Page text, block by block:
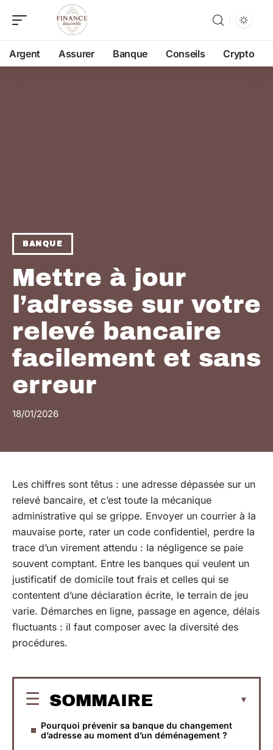
Argent Assurer Banque Conseils Crypto
BANQUE
Mettre à jour
l’adresse sur votre
relevé bancaire
facilement et sans
erreur
18/01/2026
Les chiffres sont têtus : une adresse dépassée sur un
relevé bancaire, et c’est toute la mécanique
administrative qui se grippe. Envoyer un courrier à la
mauvaise porte, rater un code confidentiel, perdre la
trace d’un virement attendu : la négligence se paie
souvent comptant. Entre les banques qui veulent un
justificatif de domicile tout frais et celles qui se
contentent d’une déclaration écrite, le terrain de jeu
varie. Démarches en ligne, passage en agence, délais
fluctuants : il faut composer avec la diversité des
procédures.
SOMMAIRE
Pourquoi prévenir sa banque du changement
d’adresse au moment d’un déménagement ?